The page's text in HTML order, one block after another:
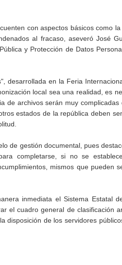
con aspectos básicos como
al fracaso, aseveró José
y Protección de Datos
desarrollada en la Feria
local sea una realidad, es
de archivos serán muy complicadas
estados de la república deben
de gestión documental, pues
completarse, si no se
mismos que pueden
inmediata el Sistema Estatal
el cuadro general de clasificación
disposición de los servidores